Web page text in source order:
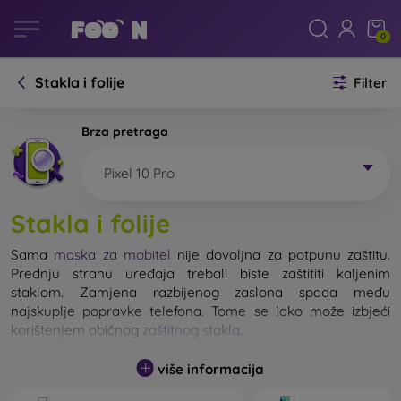
0
Stakla i folije Filter
Brza pretraga
Pixel 10 Pro
Stakla i folije
Sama maska za mobitel nije dovoljna za potpunu zaštitu.
Prednju stranu uređaja trebali biste zaštititi kaljenim
staklom. Zamjena razbijenog zaslona spada među
najskuplje popravke telefona. Tome se lako može izbjeći
korištenjem običnog zaštitnog stakla
Nerazbijivo staklo za mobitel ne postoji, ali u većini slučajeva
više informacija